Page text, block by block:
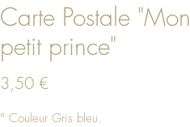
Carte Postale "Mon
petit prince"
3,50 €Prix
° Couleur Gris bleu.